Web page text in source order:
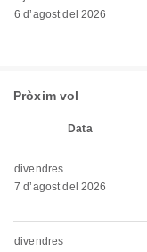
6 d’agost del 2026
Pròxim vol
Data
divendres
7 d’agost del 2026
divendres